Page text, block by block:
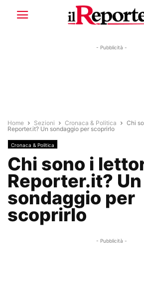
- Pubblicità -
Home Sezioni Cronaca & Politica
Chi
Reporter.it? Un sondaggio per scoprirlo
Cronaca & Politica
Chi sono i
Reporter.it? Un
sondaggio per
scoprirlo
- Pubblicità -